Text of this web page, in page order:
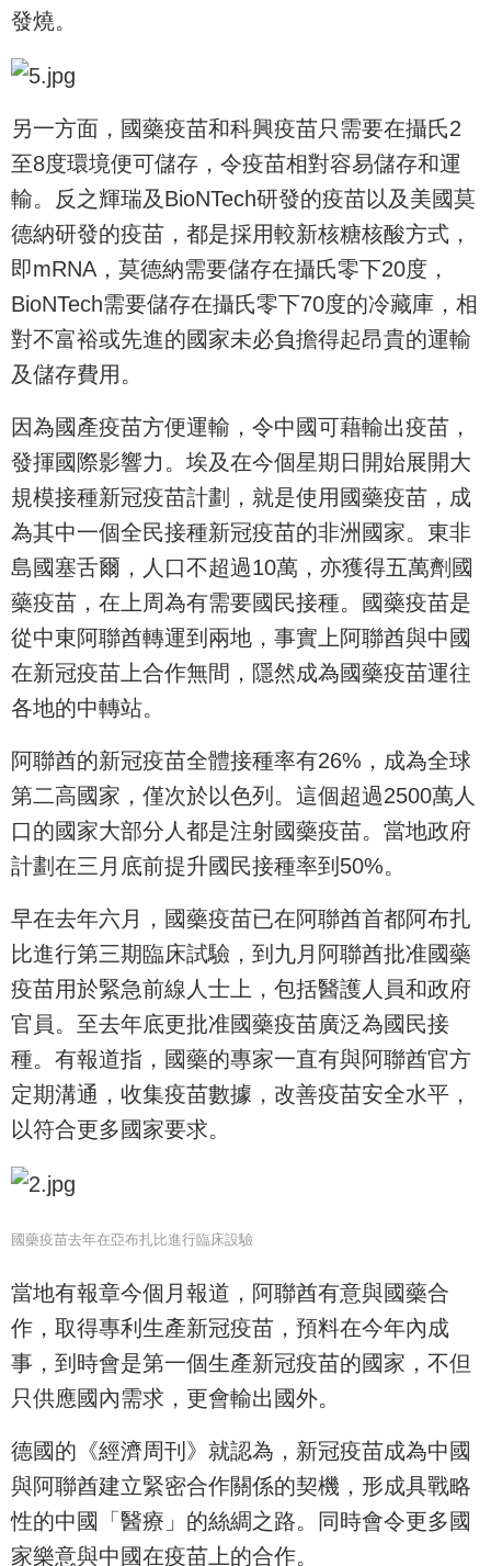
發燒。
另一方面，國藥疫苗和科興疫苗只需要在攝氏2
至8度環境便可儲存，令疫苗相對容易儲存和運
輸。反之輝瑞及BioNTech研發的疫苗以及美國莫
德納研發的疫苗，都是採用較新核糖核酸方式，
即mRNA，莫德納需要儲存在攝氏零下20度，
BioNTech需要儲存在攝氏零下70度的冷藏庫，相
對不富裕或先進的國家未必負擔得起昂貴的運輸
及儲存費用。
因為國產疫苗方便運輸，令中國可藉輸出疫苗，
發揮國際影響力。埃及在今個星期日開始展開大
規模接種新冠疫苗計劃，就是使用國藥疫苗，成
為其中一個全民接種新冠疫苗的非洲國家。東非
島國塞舌爾，人口不超過10萬，亦獲得五萬劑國
藥疫苗，在上周為有需要國民接種。國藥疫苗是
從中東阿聯酋轉運到兩地，事實上阿聯酋與中國
在新冠疫苗上合作無間，隱然成為國藥疫苗運往
各地的中轉站。
阿聯酋的新冠疫苗全體接種率有26%，成為全球
第二高國家，僅次於以色列。這個超過2500萬人
口的國家大部分人都是注射國藥疫苗。當地政府
計劃在三月底前提升國民接種率到50%。
早在去年六月，國藥疫苗已在阿聯酋首都阿布扎
比進行第三期臨床試驗，到九月阿聯酋批准國藥
疫苗用於緊急前線人士上，包括醫護人員和政府
官員。至去年底更批准國藥疫苗廣泛為國民接
種。有報道指，國藥的專家一直有與阿聯酋官方
定期溝通，收集疫苗數據，改善疫苗安全水平，
以符合更多國家要求。
國藥疫苗去年在亞布扎比進行臨床設驗
當地有報章今個月報道，阿聯酋有意與國藥合
作，取得專利生產新冠疫苗，預料在今年內成
事，到時會是第一個生產新冠疫苗的國家，不但
只供應國內需求，更會輸出國外。
德國的《經濟周刊》就認為，新冠疫苗成為中國
與阿聯酋建立緊密合作關係的契機，形成具戰略
性的中國「醫療」的絲綢之路。同時會令更多國
家樂意與中國在疫苗上的合作。